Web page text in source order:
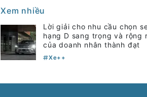
Xem nhiều
Lời giải cho nhu cầu chọn
hạng D sang trọng và rộng
của doanh nhân thành đạt
Xe++